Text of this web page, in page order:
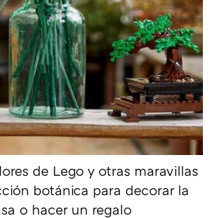
de Lego y otras maravillas
botánica para decorar la
o hacer un regalo